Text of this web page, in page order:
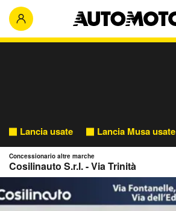
Lancia usate Lancia Musa usate
Concessionario altre marche
Cosilinauto S.r.l. - Via Trinità